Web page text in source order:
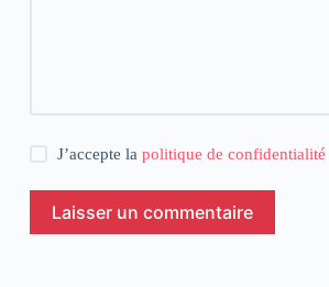
J’accepte lapolitique de confidentialité
Laisser un commentaire